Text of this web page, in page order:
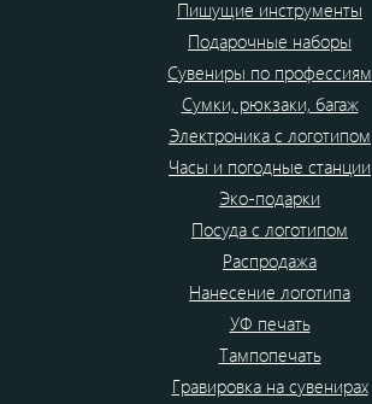
Пишущие инструменты
Подарочные наборы
Сувениры по профессиям
Сумки, рюкзаки, багаж
Электроника с логотипом
Часы и погодные станции
Эко-подарки
Посуда с логотипом
Распродажа
Нанесение логотипа
УФ печать
Тампопечать
Гравировка на сувенирах